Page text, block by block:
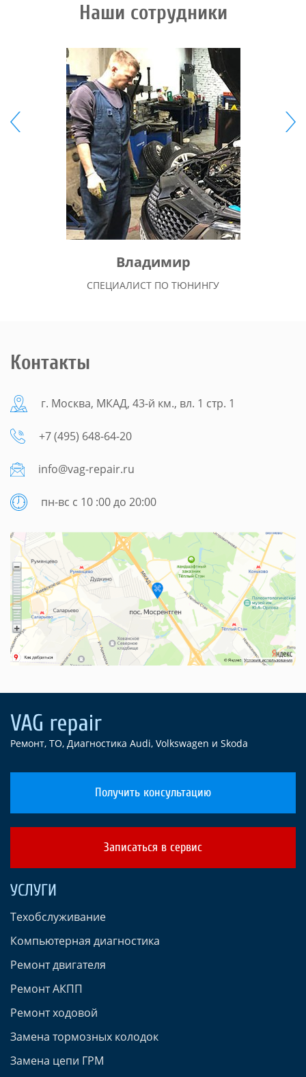
Наши сотрудники
Владимир
СПЕЦИАЛИСТ ПО ТЮНИНГУ
Контакты
г. Москва, МКАД, 43-й км., вл. 1 стр. 1
+7 (495) 648-64-20
info@vag-repair.ru
пн-вс с 10 :00 до 20:00
Ремонт, ТО, Диагностика Audi, Volkswagen и Skoda
Получить консультацию
Записаться в сервис
УСЛУГИ
Техобслуживание
Компьютерная диагностика
Ремонт двигателя
Ремонт АКПП
Ремонт ходовой
Замена тормозных колодок
Замена цепи ГРМ